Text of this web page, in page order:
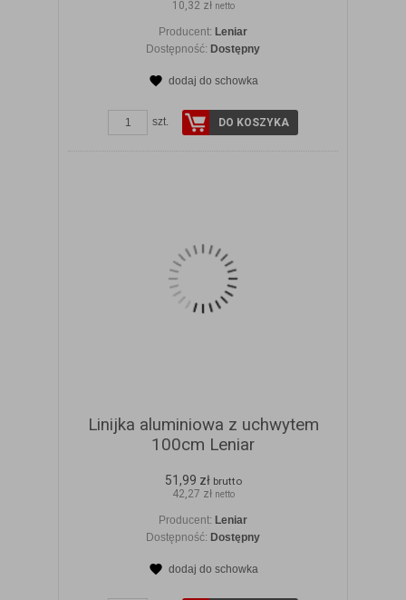
10,32 zł netto
Producent: Leniar
Dostępność: Dostępny
dodaj do schowka
szt. DO KOSZYKA
Linijka aluminiowa z uchwytem
100cm Leniar
51,99 zł brutto
42,27 zł netto
Producent: Leniar
Dostępność: Dostępny
dodaj do schowka